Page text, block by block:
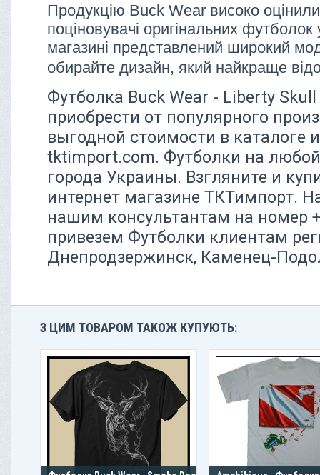
Продукцію Buck Wear високо
поціновувачі оригінальних
магазині представлений широкий
обирайте дизайн, який найкраще
Футболка Buck Wear - Liberty
приобрести от популярного
выгодной стоимости в каталоге
tktimport.com. Футболки на любой
города Украины. Взгляните и
интернет магазине ТКТимпорт.
нашим консультантам на номер
привезем Футболки клиентам
Днепродзержинск, Каменец-
З ЦИМ ТОВАРОМ ТАКОЖ КУПУЮТЬ: